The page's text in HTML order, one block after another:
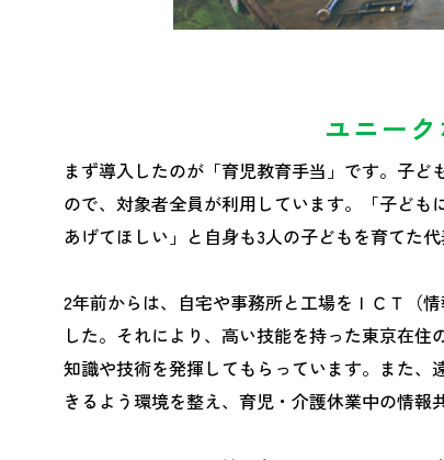
ユニー
まず導入したのが「育児教育手当」です。子
ので、対象者全員が利用しています。「子ど
あげてほしい」と自身も3人の子どもを育てた
2年前からは、自宅や事務所と工場をＩＣＴ（
した。それにより、高い技能を持った東京在
知識や技術を発揮してもらっています。また
きるよう環境を整え、育児・介護休業中の情報